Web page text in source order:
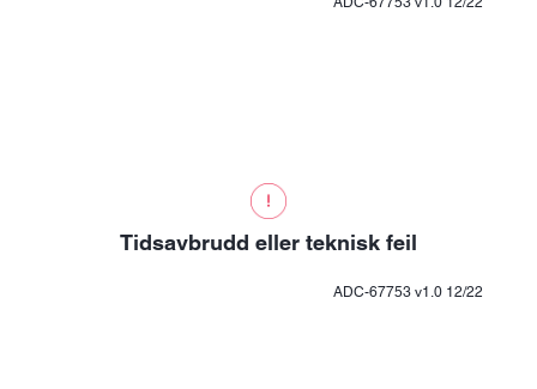
Tidsavbrudd eller teknisk feil
ADC-67753 v1.0 12/22